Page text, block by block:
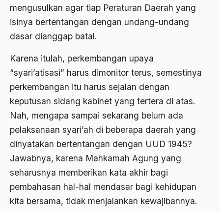
mengusulkan agar tiap Peraturan Daerah yang
isinya bertentangan dengan undang-undang
dasar dianggap batal.
Karena itulah, perkembangan upaya
“syari’atisasi” harus dimonitor terus, semestinya
perkembangan itu harus sejalan dengan
keputusan sidang kabinet yang tertera di atas.
Nah, mengapa sampai sekarang belum ada
pelaksanaan syari’ah di beberapa daerah yang
dinyatakan bertentangan dengan UUD 1945?
Jawabnya, karena Mahkamah Agung yang
seharusnya memberikan kata akhir bagi
pembahasan hal-hal mendasar bagi kehidupan
kita bersama, tidak menjalankan kewajibannya.
Agus Miftah
Ahimsa
ahli fikih
Ahli Ilmu Agama
Ahli waris
ahlul sunnah wal jamaah
Ahlussunnah
Ahlussunnah Wal jamaah
Ahmad Benbella
Ahmad Daudy